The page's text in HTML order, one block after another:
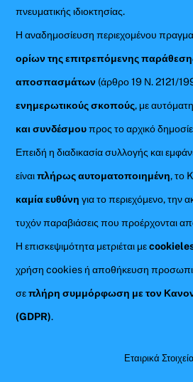
πνευματικής ιδιοκτησίας.
Η αναδημοσίευση περιεχομένου
ορίων της επιτρεπόμενης
αποσπασμάτων (άρθρο 19 Ν. 2121/
ενημερωτικούς σκοπούς, με
και συνδέσμουπρος το αρχικό
Επειδή η διαδικασία συλλογής και
είναιπλήρως αυτοματοποιημένη, το
καμία ευθύνη για το περιεχόμενο, την
τυχόν παραβιάσεις που προέρχονται
Η επισκεψιμότητα μετριέται με
χρήση cookies ή αποθήκευση
σεπλήρη συμμόρφωση με τον
(GDPR).
Εταιρικά Στοιχεία